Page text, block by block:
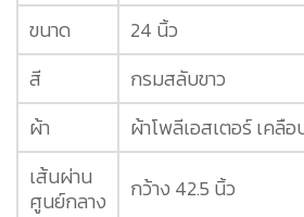
ขนาด
24 นิ้ว
สี
กรมสลับขาว
ผ้า
ผ้าโพลีเอสเตอร์ เคลื
เส้นผ่าน
ศูนย์กลาง
กว้าง 42.5 นิ้ว